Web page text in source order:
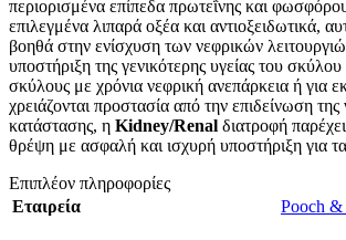
περιορισμένα επίπεδα πρωτεΐνης και
επιλεγμένα λιπαρά οξέα και αντιοξειδωτικά,
βοηθά στην ενίσχυση των νεφρικών
υποστήριξη της γενικότερης υγείας του σκύλου
σκύλους με χρόνια νεφρική ανεπάρκεια ή για
χρειάζονται προστασία από την επιδείνωση της
κατάστασης, η Kidney/Renal διατροφή
θρέψη με ασφαλή και ισχυρή υποστήριξη για
Επιπλέον πληροφορίες
Εταιρεία
Pooch